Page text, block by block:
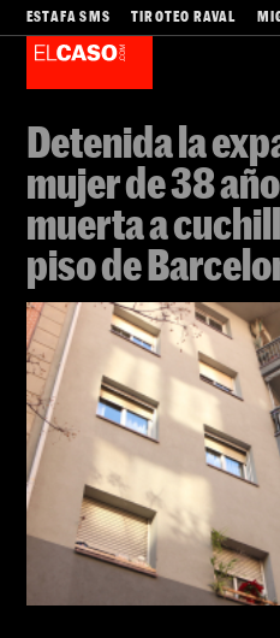
ESTAFA SMS TIROTEO RAVAL
Detenida la
mujer de 38
muerta a
piso de